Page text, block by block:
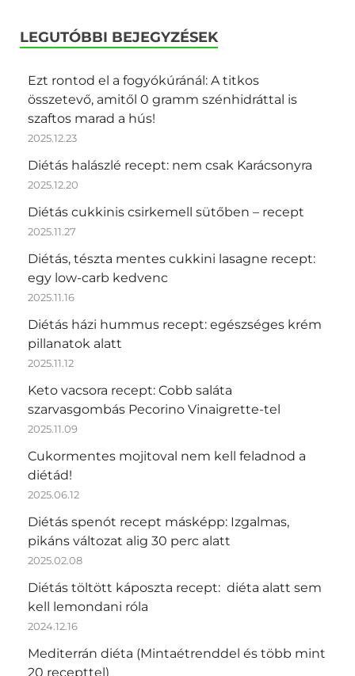
LEGUTÓBBI BEJEGYZÉSEK
Ezt rontod el a fogyókúránál: A titkos
összetevő, amitől 0 gramm szénhidráttal is
szaftos marad a hús!
2025.12.23
Diétás halászlé recept: nem csak Karácsonyra
2025.12.20
Diétás cukkinis csirkemell sütőben – recept
2025.11.27
Diétás, tészta mentes cukkini lasagne recept:
egy low-carb kedvenc
2025.11.16
Diétás házi hummus recept: egészséges krém
pillanatok alatt
2025.11.12
Keto vacsora recept: Cobb saláta
szarvasgombás Pecorino Vinaigrette-tel
2025.11.09
Cukormentes mojitoval nem kell feladnod a
diétád!
2025.06.12
Diétás spenót recept másképp: Izgalmas,
pikáns változat alig 30 perc alatt
2025.02.08
Diétás töltött káposzta recept: diéta alatt sem
kell lemondani róla
2024.12.16
Mediterrán diéta (Mintaétrenddel és több mint
20 recepttel)